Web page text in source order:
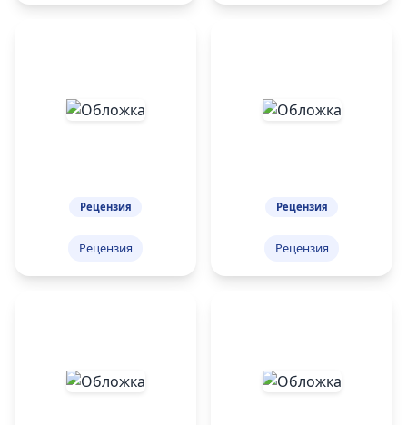
Рецензия
Рецензия
Рецензия
Рецензия